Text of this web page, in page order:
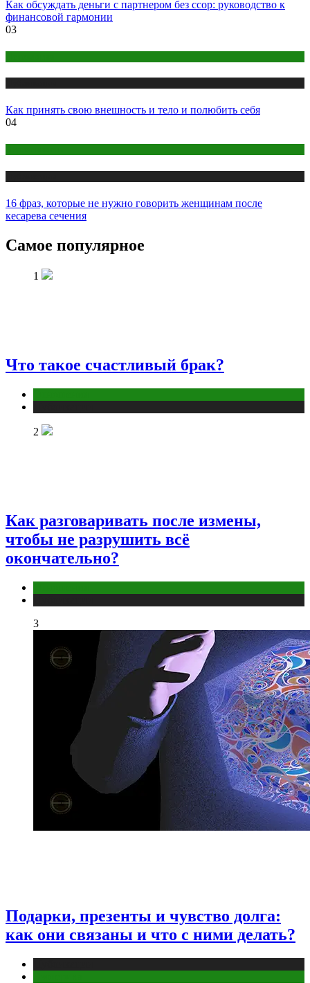
Как обсуждать деньги с партнером без ссор: руководство к
финансовой гармонии
03
Как принять свою внешность и тело и полюбить себя
04
16 фраз, которые не нужно говорить женщинам после
кесарева сечения
Самое популярное
1
Что такое счастливый брак?
2
Как разговаривать после измены,
чтобы не разрушить всё
окончательно?
3
Подарки, презенты и чувство долга:
как они связаны и что с ними делать?